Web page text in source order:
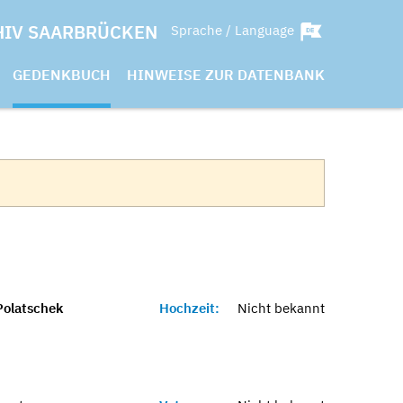
SAARBRÜCKEN Sprache / Language
GEDENKBUCH HINWEISE ZUR DATENBANK
Hochzeit: Nicht bekannt